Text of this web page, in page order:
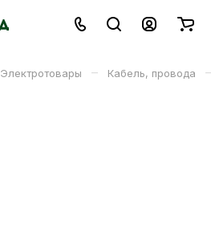
Электротовары – Кабель, провода –